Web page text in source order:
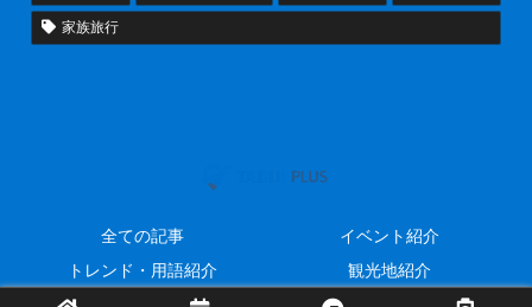
家族旅行
全ての記事
イベント紹介
トレンド・用語紹介
観光地紹介